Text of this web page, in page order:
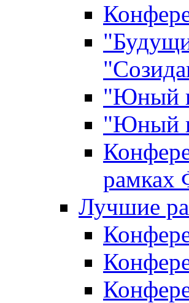
"Юный
"Юный
Лучшие